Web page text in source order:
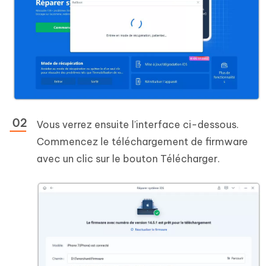
Vous verrez ensuite l’interface ci-dessous.
Commencez le téléchargement de firmware
avec un clic sur le bouton Télécharger.